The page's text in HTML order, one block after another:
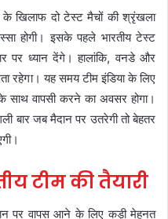
के खिलाफ दो टेस्ट मैचों की श्रृंखला
होगी। इसके पहले भारतीय टेस्ट
पर ध्यान देंगे। हालांकि, वनडे और
रहेगा। यह समय टीम इंडिया के लिए
वापसी करने का अवसर होगा।
बार जब मैदान पर उतरेगी तो बेहतर
टीम की तैयारी
पर वापस आने के लिए कड़ी मेहनत